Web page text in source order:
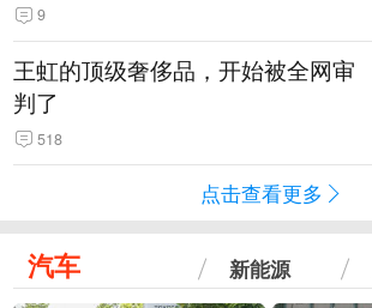
9
王虹的顶级奢侈品，开始被全网审
判了
518
点击查看更多
汽车 新能源